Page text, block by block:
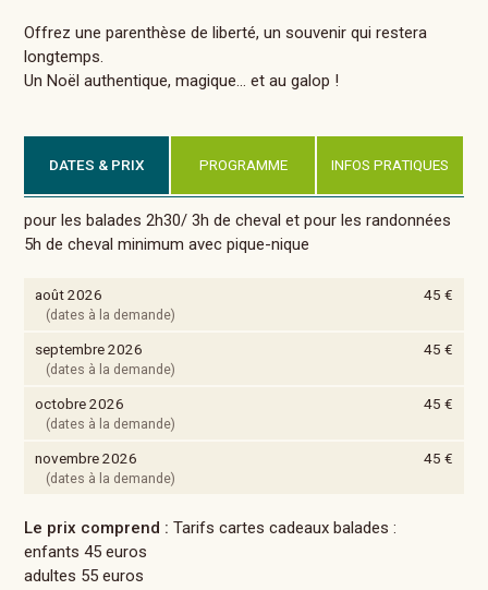
Offrez une parenthèse de liberté, un souvenir qui restera
longtemps.
Un Noël authentique, magique… et au galop !
DATES & PRIX PROGRAMME INFOS PRATIQUES
pour les balades 2h30/ 3h de cheval et pour les randonnées
5h de cheval minimum avec pique-nique
août 2026 45 €
(dates à la demande)
septembre 2026 45 €
(dates à la demande)
octobre 2026 45 €
(dates à la demande)
novembre 2026 45 €
(dates à la demande)
Le prix comprend : Tarifs cartes cadeaux balades :
enfants 45 euros
adultes 55 euros